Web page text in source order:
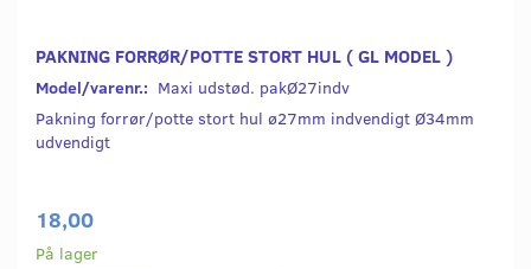
PAKNING FORRØR/POTTE STORT HUL ( GL MODEL )
Model/varenr.: Maxi udstød. pakØ27indv
Pakning forrør/potte stort hul ø27mm indvendigt Ø34mm
udvendigt
18,00
På lager